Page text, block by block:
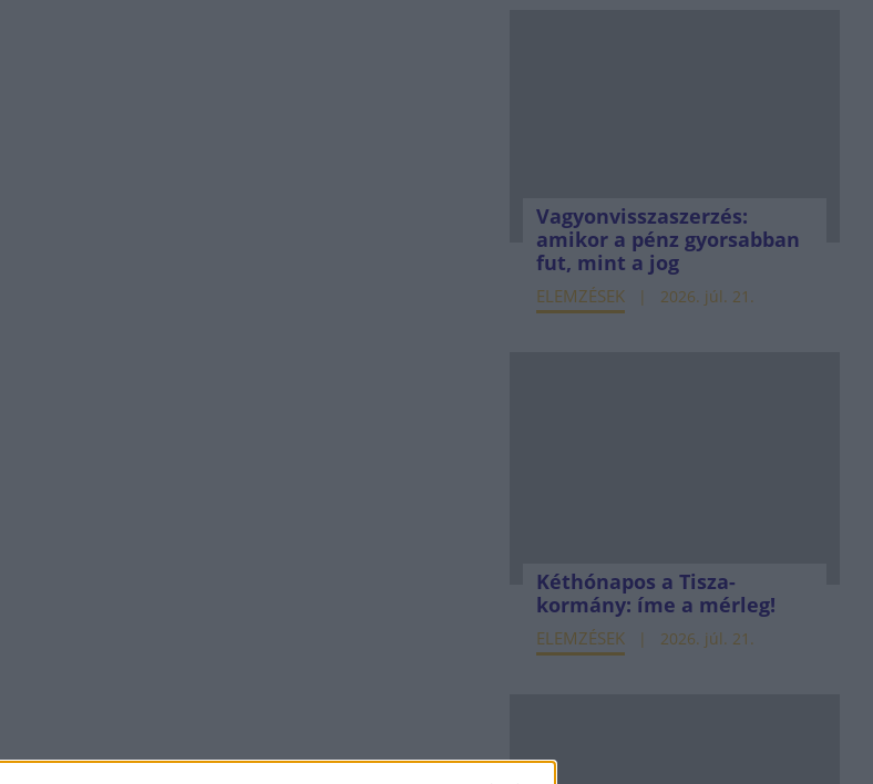
Vagyonvisszaszerzés:
amikor a pénz gyorsabban
fut, mint a jog
ELEMZÉSEK 2026. júl. 21.
Kéthónapos a Tisza-
kormány: íme a mérleg!
ELEMZÉSEK 2026. júl. 21.